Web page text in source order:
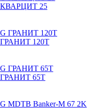
КВАРЦИТ 25
ГРАНИТ 120Т
ГРАНИТ 65Т